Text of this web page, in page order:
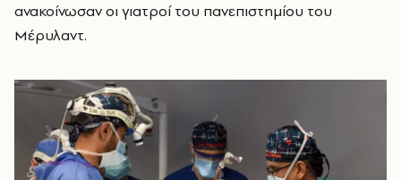
ανακοίνωσαν οι γιατροί του πανεπιστημίου του
Μέρυλαντ.